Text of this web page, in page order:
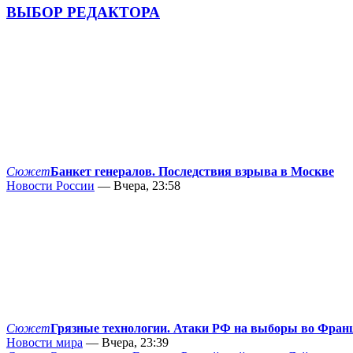
ВЫБОР РЕДАКТОРА
СюжетБанкет генералов. Последствия взрыва в Москве
Новости России — Вчера, 23:58
СюжетГрязные технологии. Атаки РФ на выборы во
Новости мира — Вчера, 23:39